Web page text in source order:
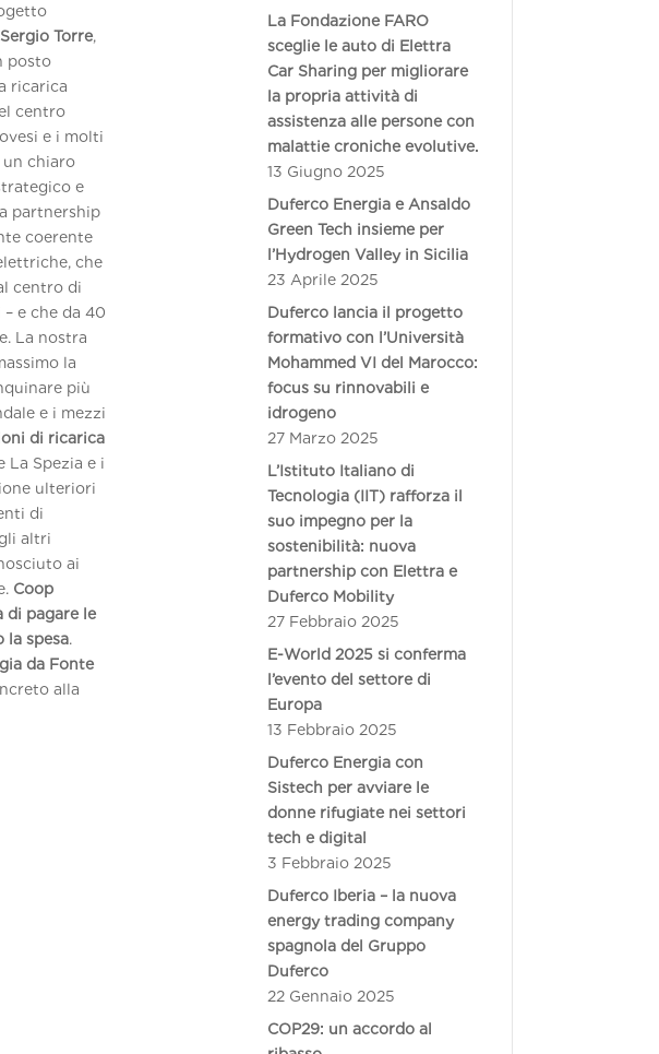
Sergio Torre,
posto
ricarica
centro
e i molti
un chiaro
e
partnership
coerente
che
centro di
e che da 40
La nostra
la
più
e i mezzi
di ricarica
La Spezia e i
ulteriori
di
altri
ai
Coop
di pagare le
la spesa.
da Fonte
alla
La Fondazione FARO
sceglie le auto di Elettra
Car Sharing per migliorare
la propria attività di
assistenza alle persone con
malattie croniche evolutive.
13 Giugno 2025
Duferco Energia e Ansaldo
Green Tech insieme per
l’Hydrogen Valley in Sicilia
23 Aprile 2025
Duferco lancia il progetto
formativo con l’Università
Mohammed VI del Marocco:
focus su rinnovabili e
idrogeno
27 Marzo 2025
L’Istituto Italiano di
Tecnologia (IIT) rafforza il
suo impegno per la
sostenibilità: nuova
partnership con Elettra e
Duferco Mobility
27 Febbraio 2025
E-World 2025 si conferma
l’evento del settore di
Europa
13 Febbraio 2025
Duferco Energia con
Sistech per avviare le
donne rifugiate nei settori
tech e digital
3 Febbraio 2025
Duferco Iberia – la nuova
energy trading company
spagnola del Gruppo
Duferco
22 Gennaio 2025
COP29: un accordo al